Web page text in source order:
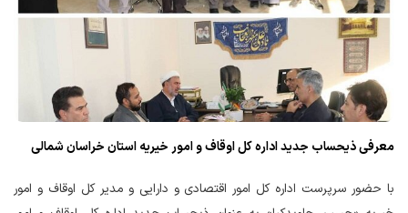
معرفی ذیحساب جدید اداره کل اوقاف و امور خیریه استان خراسان شمالی
با حضور سرپرست اداره کل امور اقتصادی و دارایی و مدیر کل اوقاف و امور